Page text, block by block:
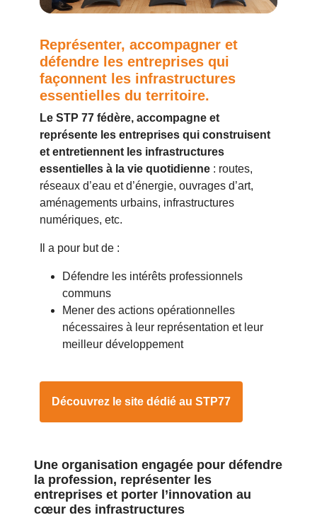
Représenter, accompagner et
défendre les entreprises qui
façonnent les infrastructures
essentielles du territoire.
Le STP 77 fédère, accompagne et
représente les entreprises qui construisent
et entretiennent les infrastructures
essentielles à la vie quotidienne : routes,
réseaux d’eau et d’énergie, ouvrages d’art,
aménagements urbains, infrastructures
numériques, etc.
Il a pour but de :
Défendre les intérêts professionnels
communs
Mener des actions opérationnelles
nécessaires à leur représentation et leur
meilleur développement
Découvrez le site dédié au STP77
Une organisation engagée pour défendre
la profession, représenter les
entreprises et porter l’innovation au
cœur des infrastructures